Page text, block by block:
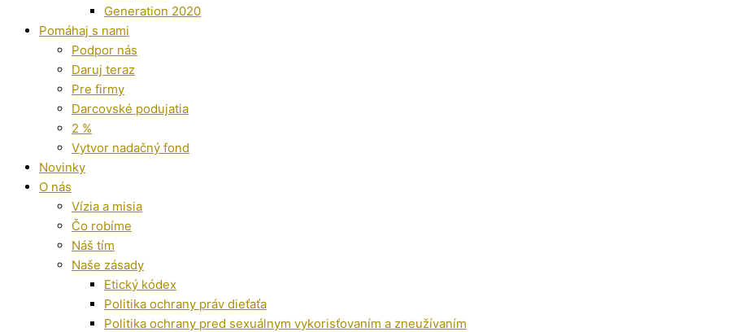
Generation 2020
Pomáhaj s nami
Podpor nás
Daruj teraz
Pre firmy
Darcovské podujatia
2 %
Vytvor nadačný fond
Novinky
O nás
Vízia a misia
Čo robíme
Náš tím
Naše zásady
Etický kódex
Politika ochrany práv dieťaťa
Politika ochrany pred sexuálnym vykorisťovaním a zneužívaním